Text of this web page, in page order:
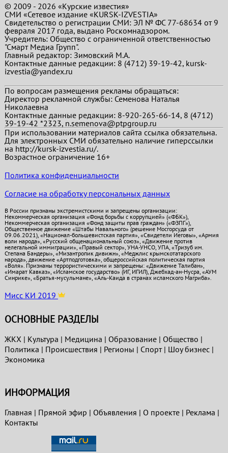
© 2009 - 2026 «Курские известия»
СМИ «Сетевое издание «KURSK-IZVESTIA»
Свидетельство о регистрации СМИ: ЭЛ № ФС 77-68634 от 9
февраля 2017 года, выдано Роскомнадзором.
Учредитель: Общество с ограниченной ответственностью
"Смарт Медиа Групп".
Главный редактор:Зимовский М.А.
Контактные данные редакции: 8 (4712) 39-19-42, kursk-
izvestia@yandex.ru
По вопросам размещения рекламы обращаться:
Директор рекламной службы: Семенова Наталья
Николаевна
Контактные данные редакции: 8-920-265-66-14, 8 (4712)
39-19-42 *2323, n.semenova@ptpgroup.ru
При использовании материалов сайта ссылка обязательна.
Для электронных СМИ обязательно наличие гиперссылки
на http://kursk-izvestia.ru/.
Возрастное ограничение 16+
Политика конфиденциальности
Согласие на обработку персональных данных
В России признаны экстремистскими и запрещены организации:
Некоммерческая организация «Фонд борьбы с коррупцией» («ФБК»),
Некоммерческая организация «Фонд защиты прав граждан» («ФЗПГ»),
Общественное движение «Штабы Навального» (решение Мосгорсуда от
09.06.2021), «Национал-большевистская партия», «Свидетели Иеговы», «Армия
воли народа», «Русский общенациональный союз», «Движение против
нелегальной иммиграции», «Правый сектор», УНА-УНСО, УПА, «Тризуб им.
Степана Бандеры», «Мизантропик дивижн», «Меджлис крымскотатарского
народа», движение «Артподготовка», общероссийская политическая партия
«Воля». Признаны террористическими и запрещены: «Движение Талибан»,
«Имарат Кавказ», «Исламское государство» (ИГ, ИГИЛ), Джебхад-ан-Нусра, «АУМ
Синрике», «Братья-мусульмане», «Аль-Каида в странах исламского Магриба».
Мисс КИ 2019
ОСНОВНЫЕ РАЗДЕЛЫ
ЖКХ | Культура | Медицина | Образование| Общество |
Политика | Проиcшествия | Регионы | Спорт| Шоу бизнес|
Экономика
ИНФОРМАЦИЯ
Главная | Прямой эфир | Объявления | О проекте| Реклама |
Контакты